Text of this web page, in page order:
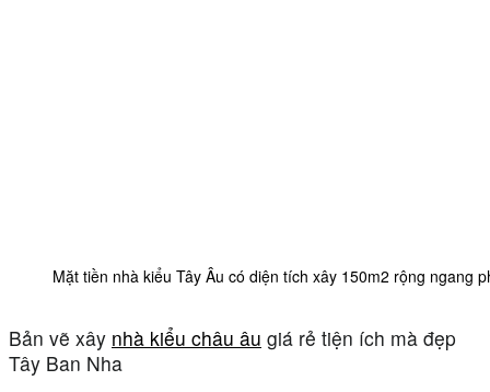
Mặt tiền nhà kiểu Tây Âu có diện tích xây 150m2 rộng ngang
Bản vẽ xây nhà kiểu châu âu giá rẻ tiện ích mà đẹp
Tây Ban Nha